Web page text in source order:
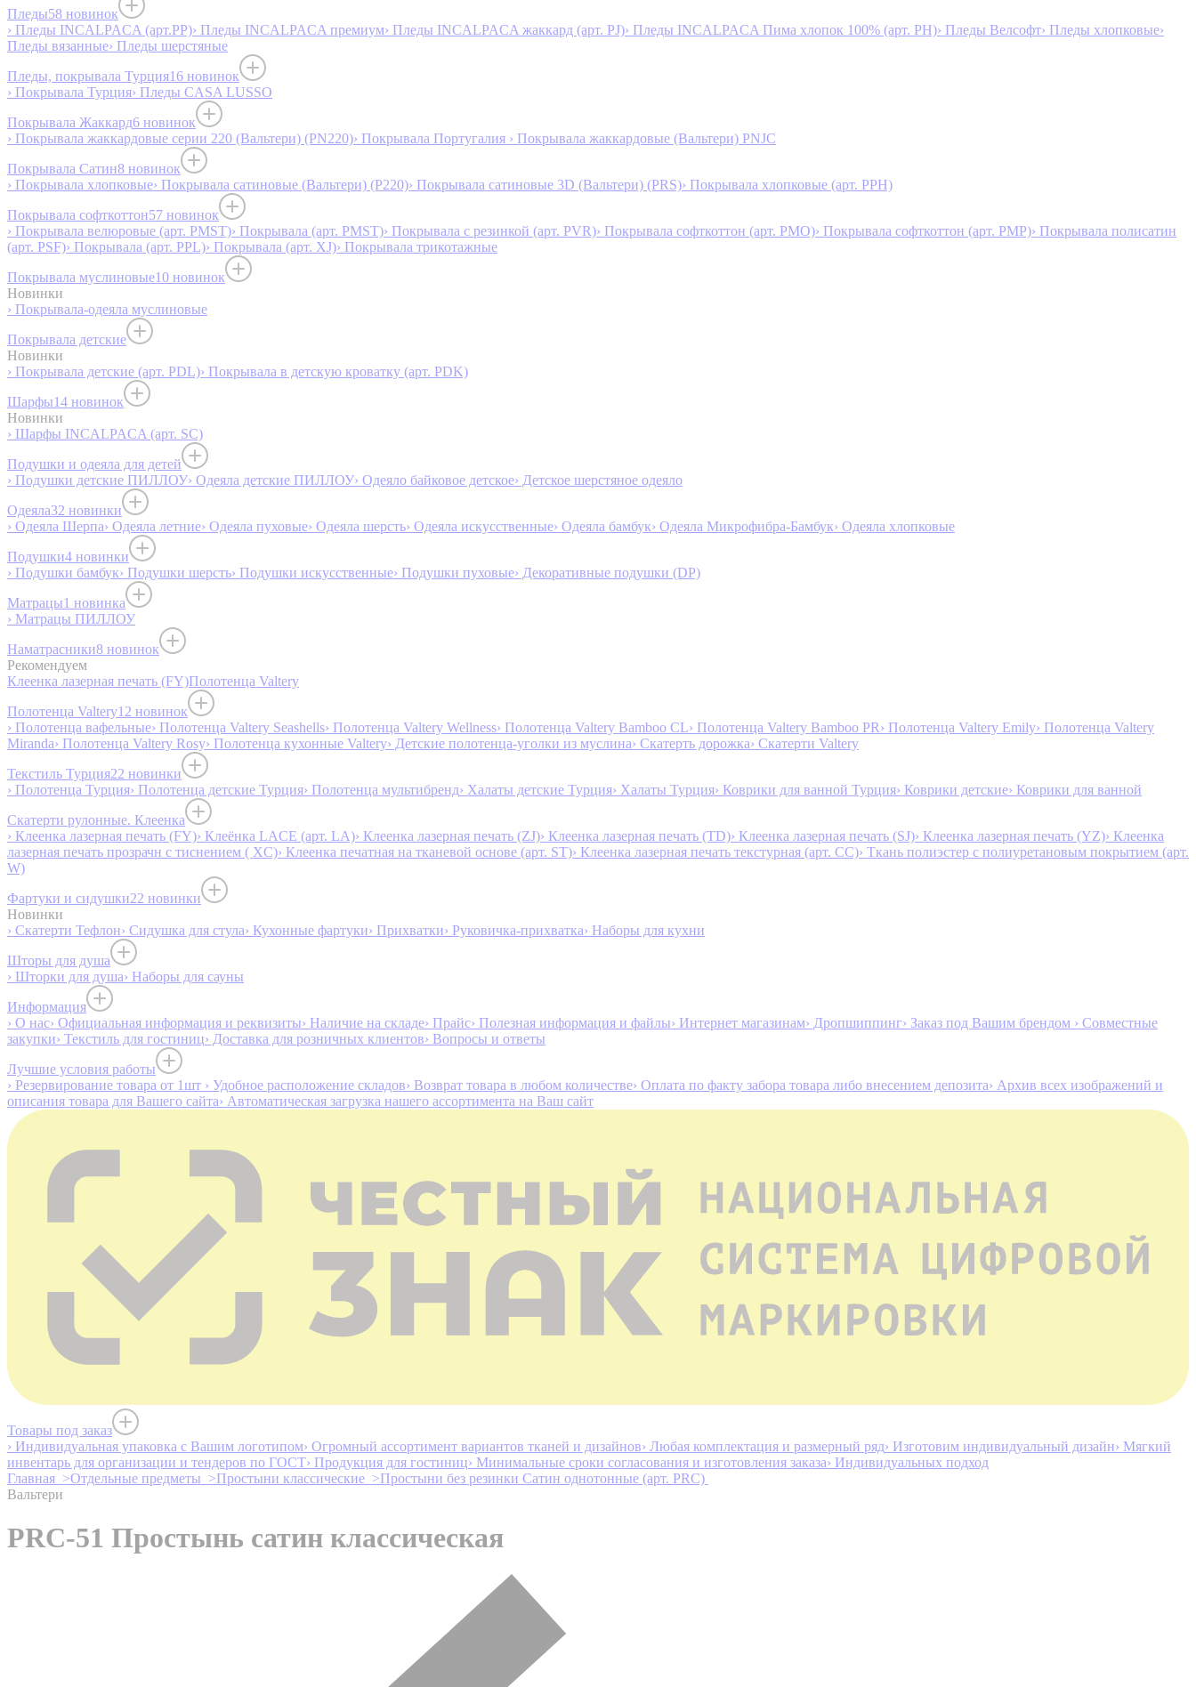
Пледы58 новинок
› Пледы INCALPACA (арт.PP)› Пледы INCALPACA премиум› Пледы INCALPACA жаккард (арт. PJ)› Пледы INCALPACA Пима хлопок 100% (арт. PH)› Пледы Велсофт› Пледы хлопковые›
Пледы вязанные› Пледы шерстяные
Пледы, покрывала Турция16 новинок
› Покрывала Турция› Пледы CASA LUSSO
Покрывала Жаккард6 новинок
› Покрывала жаккардовые серии 220 (Вальтери) (PN220)› Покрывала Португалия › Покрывала жаккардовые (Вальтери) PNJC
Покрывала Сатин8 новинок
› Покрывала хлопковые› Покрывала сатиновые (Вальтери) (P220)› Покрывала сатиновые 3D (Вальтери) (PRS)› Покрывала хлопковые (арт. PPH)
Покрывала софткоттон57 новинок
› Покрывала велюровые (арт. PMST)› Покрывала (арт. PMST)› Покрывала с резинкой (арт. PVR)› Покрывала софткоттон (арт. PMO)› Покрывала софткоттон (арт. PMP)› Покрывала полисатин
(арт. PSF)› Покрывала (арт. PPL)› Покрывала (арт. XJ)› Покрывала трикотажные
Покрывала муслиновые10 новинок
Новинки
› Покрывала-одеяла муслиновые
Покрывала детские
Новинки
› Покрывала детские (арт. PDL)› Покрывала в детскую кроватку (арт. PDK)
Шарфы14 новинок
Новинки
› Шарфы INCALPACA (арт. SC)
Подушки и одеяла для детей
› Подушки детские ПИЛЛОУ› Одеяла детские ПИЛЛОУ› Одеяло байковое детское› Детское шерстяное одеяло
Одеяла32 новинки
› Одеяла Шерпа› Одеяла летние› Одеяла пуховые› Одеяла шерсть› Одеяла искусственные› Одеяла бамбук› Одеяла Микрофибра-Бамбук› Одеяла хлопковые
Подушки4 новинки
› Подушки бамбук› Подушки шерсть› Подушки искусственные› Подушки пуховые› Декоративные подушки (DP)
Матрацы1 новинка
› Матрацы ПИЛЛОУ
Наматрасники8 новинок
Рекомендуем
Клеенка лазерная печать (FY)Полотенца Valtery
Полотенца Valtery12 новинок
› Полотенца вафельные› Полотенца Valtery Seashells› Полотенца Valtery Wellness› Полотенца Valtery Bamboo CL› Полотенца Valtery Bamboo PR› Полотенца Valtery Emily› Полотенца Valtery
Miranda› Полотенца Valtery Rosy› Полотенца кухонные Valtery› Детские полотенца-уголки из муслина› Скатерть дорожка› Скатерти Valtery
Текстиль Турция22 новинки
› Полотенца Турция› Полотенца детские Турция› Полотенца мультибренд› Халаты детские Турция› Халаты Турция› Коврики для ванной Турция› Коврики детские› Коврики для ванной
Скатерти рулонные. Клеенка
› Клеенка лазерная печать (FY)› Клеёнка LACE (арт. LA)› Клеенка лазерная печать (ZJ)› Клеенка лазерная печать (TD)› Клеенка лазерная печать (SJ)› Клеенка лазерная печать (YZ)› Клеенка
лазерная печать прозрачн с тиснением ( XC)› Клеенка печатная на тканевой основе (арт. ST)› Клеенка лазерная печать текстурная (арт. CC)› Ткань полиэстер с полиуретановым покрытием (арт.
W)
Фартуки и сидушки22 новинки
Новинки
› Скатерти Тефлон› Сидушка для стула› Кухонные фартуки› Прихватки› Руковичка-прихватка› Наборы для кухни
Шторы для душа
› Шторки для душа› Наборы для сауны
Информация
› О нас› Официальная информация и реквизиты› Наличие на складе› Прайс› Полезная информация и файлы› Интернет магазинам› Дропшиппинг› Заказ под Вашим брендом › Совместные
закупки› Текстиль для гостиниц› Доставка для розничных клиентов› Вопросы и ответы
Лучшие условия работы
› Резервирование товара от 1шт › Удобное расположение складов› Возврат товара в любом количестве› Оплата по факту забора товара либо внесением депозита› Архив всех изображений и
описания товара для Вашего сайта› Автоматическая загрузка нашего ассортимента на Ваш сайт
Товары под заказ
› Индивидуальная упаковка с Вашим логотипом› Огромный ассортимент вариантов тканей и дизайнов› Любая комплектация и размерный ряд› Изготовим индивидуальный дизайн› Мягкий
инвентарь для организации и тендеров по ГОСТ› Продукция для гостиниц› Минимальные сроки согласования и изготовления заказа› Индивидуальных подход
Главная >Отдельные предметы >Простыни классические >Простыни без резинки Сатин однотонные (арт. PRC)
Вальтери
PRC-51 Простынь сатин классическая